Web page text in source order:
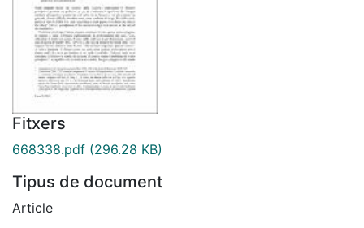
Fitxers
668338.pdf (296.28 KB)
Tipus de document
Article